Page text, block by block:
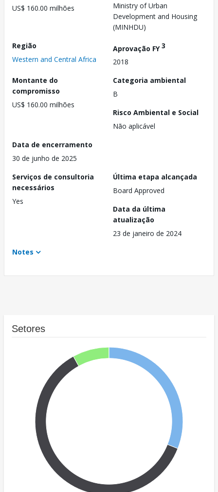
US$ 160.00 milhões
Ministry of Urban
Development and Housing
(MINHDU)
Região
Western and Central Africa
Aprovação FY3
2018
Montante do
compromisso
US$ 160.00 milhões
Categoria ambiental
B
Risco Ambiental e Social
Não aplicável
Data de encerramento
30 de junho de 2025
Serviços de consultoria
necessários
Yes
Última etapa alcançada
Board Approved
Data da última
atualização
23 de janeiro de 2024
Notes
Setores